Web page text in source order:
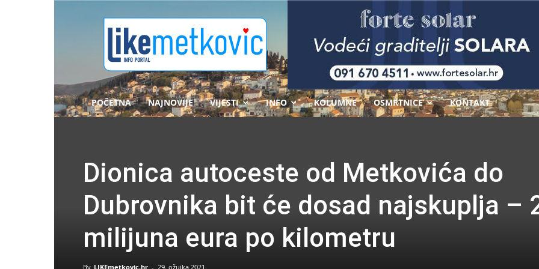
POČETNA NAJNOVIJE VIJESTI INFO KOLUMNE OSMRTNICE KONTAKT
Dionica autoceste od Metkovića do
Dubrovnika bit će dosad najskuplja –
milijuna eura po kilometru
By LIKEmetkovic.hr - 29. ožujka 2021.